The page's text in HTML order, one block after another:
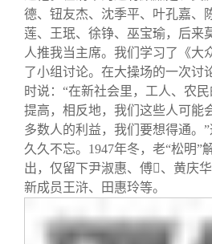
校友服务
终身学习
信息化服务
三创大赛
校友总会
总会简介
会长致辞
关闭
德、钮友杰、沈季平、叶孔嘉、
莲、王珉、徐铮、巫宝瑜，后来
人推我当主席。我们学习了《大
了小组讨论。在大操场的一次讨
时说：“在新社会里，工人、农
提高，相反地，我们这些人可能
多数人的利益，我们要想得通。”
久久不忘。 1947年冬，老“松明”
出，仅留下尹淑惠、傅、黄庆
新成员王浒、田惠玲等。